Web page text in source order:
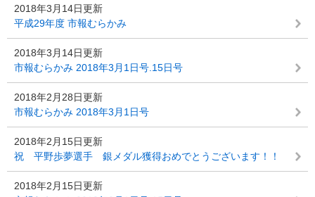
2018年3月14日更新
平成29年度 市報むらかみ
2018年3月14日更新
市報むらかみ 2018年3月1日号.15日号
2018年2月28日更新
市報むらかみ 2018年3月1日号
2018年2月15日更新
祝 平野歩夢選手 銀メダル獲得おめでとうございます！！
2018年2月15日更新